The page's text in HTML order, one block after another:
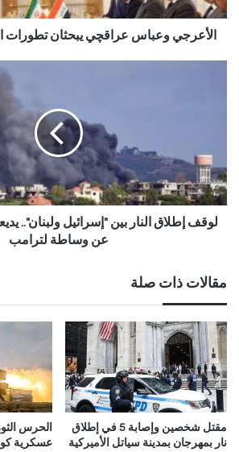
الأعرجي وعباس عراقچي يبحثان تطورات
لوقف إطلاق النار بين "إسرائيل ولبنان"..
عن وساطة لترامب
مقالات ذات صلة
مقتل شخصين وإصابة 5 في إطلاق
نار بمهرجان بمدينة سياتل الأميركية
الحرس
عسكرية